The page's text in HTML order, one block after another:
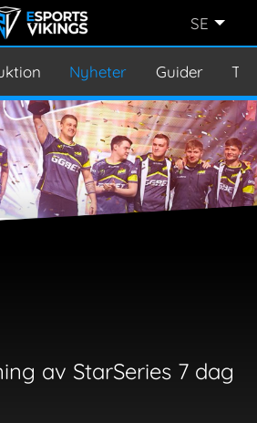
Nyheter Guider
SE
ENGLISH (EN)
SVENSKA (SE)
SUOMI (FI)
JAPANESE (JP)
av StarSeries 7 dag